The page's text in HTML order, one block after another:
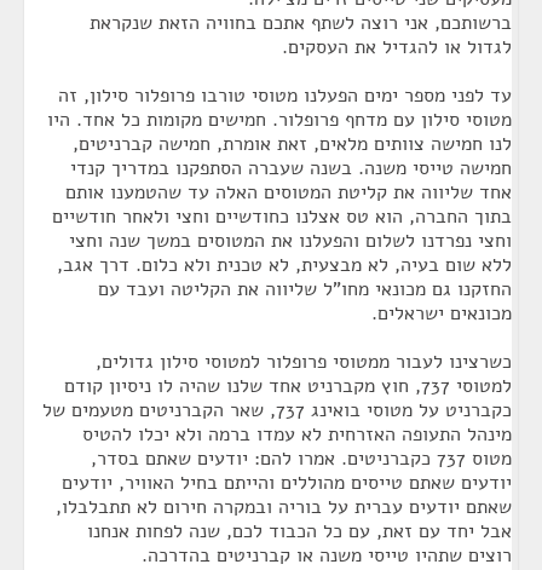
ברשותכם, אני רוצה לשתף אתכם בחוויה הזאת שנקראת
לגדול או להגדיל את העסקים.
עד לפני מספר ימים הפעלנו מטוסי טורבו פרופלור סילון, זה
מטוסי סילון עם מדחף פרופלור. חמישים מקומות כל אחד. היו
לנו חמישה צוותים מלאים, זאת אומרת, חמישה קברניטים,
חמישה טייסי משנה. בשנה שעברה הסתפקנו במדריך קנדי
אחד שליווה את קליטת המטוסים האלה עד שהטמענו אותם
בתוך החברה, הוא טס אצלנו כחודשיים וחצי ולאחר חודשיים
וחצי נפרדנו לשלום והפעלנו את המטוסים במשך שנה וחצי
ללא שום בעיה, לא מבצעית, לא טכנית ולא כלום. דרך אגב,
החזקנו גם מכונאי מחו"ל שליווה את הקליטה ועבד עם
מכונאים ישראלים.
כשרצינו לעבור ממטוסי פרופלור למטוסי סילון גדולים,
למטוסי 737, חוץ מקברניט אחד שלנו שהיה לו ניסיון קודם
כקברניט על מטוסי בואינג 737, שאר הקברניטים מטעמים של
מינהל התעופה האזרחית לא עמדו ברמה ולא יכלו להטיס
מטוס 737 כקברניטים. אמרו להם: יודעים שאתם בסדר,
יודעים שאתם טייסים מהוללים והייתם בחיל האוויר, יודעים
שאתם יודעים עברית על בוריה ובמקרה חירום לא תתבלבלו,
אבל יחד עם זאת, עם כל הכבוד לכם, שנה לפחות אנחנו
רוצים שתהיו טייסי משנה או קברניטים בהדרכה.